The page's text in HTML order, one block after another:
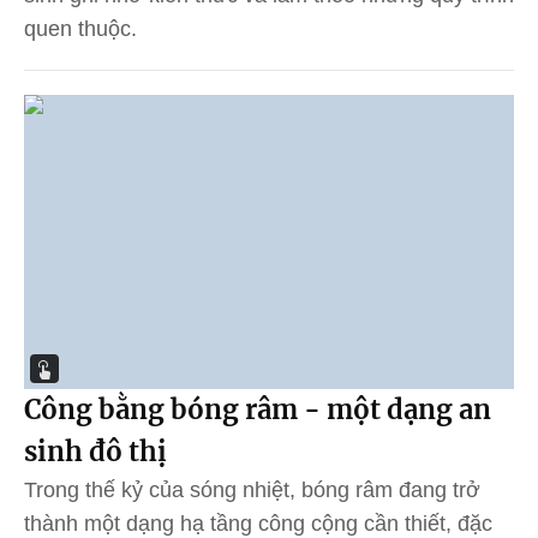
quen thuộc.
Công bằng bóng râm - một dạng an
sinh đô thị
Trong thế kỷ của sóng nhiệt, bóng râm đang trở
thành một dạng hạ tầng công cộng cần thiết, đặc